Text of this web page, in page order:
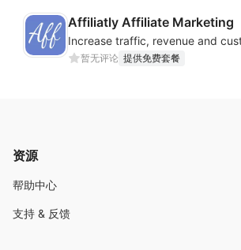
Affiliatly Affiliate Marketing
暂无评论 提供免费套餐
资源
帮助中心
支持 & 反馈